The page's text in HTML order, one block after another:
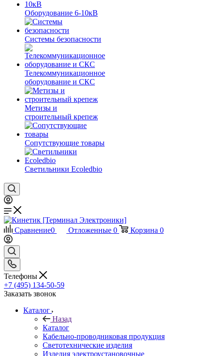
Оборудование 6-10кВ
Системы безопасности
Телекоммуникационное
оборудование и СКС
Метизы и
строительный крепеж
Сопутствующие товары
Светильники Ecoledbio
Сравнение0 Отложенные 0 Корзина 0
Телефоны
+7 (495) 134-50-59
Заказать звонок
Каталог
Назад
Каталог
Кабельно-проводниковая продукция
Светотехнические изделия
Изделия электроустановочные